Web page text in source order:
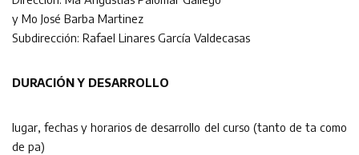
y Mo José Barba Martinez
Subdirección: Rafael Linares García Valdecasas
DURACIÓN Y DESARROLLO
lugar, fechas y horarios de desarrollo del curso (tanto de ta como
de pa)